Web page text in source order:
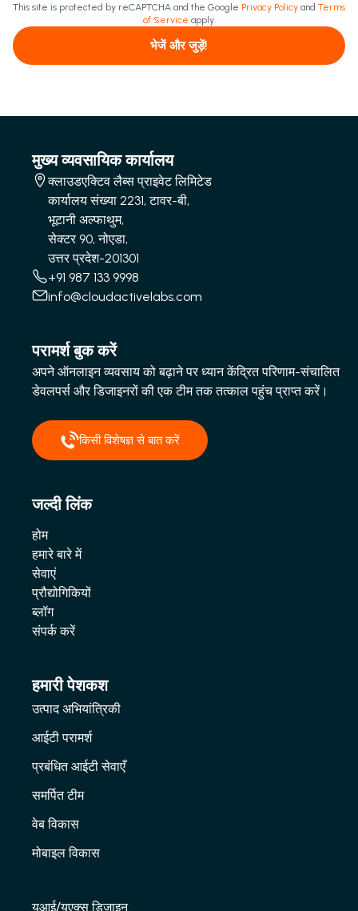
This site is protected by reCAPTCHA and the Google Privacy Policy and Terms
of Service apply.
भेजें और जुड़ें!
मुख्य व्यवसायिक कार्यालय
क्लाउडएक्टिव लैब्स प्राइवेट लिमिटेड
कार्यालय संख्या 2231, टावर-बी,
भूटानी अल्फाथुम,
सेक्टर 90, नोएडा,
उत्तर प्रदेश-201301
+91 987 133 9998
info@cloudactivelabs.com
परामर्श बुक करें
अपने ऑनलाइन व्यवसाय को बढ़ाने पर ध्यान केंद्रित परिणाम-संचालित
डेवलपर्स और डिजाइनरों की एक टीम तक तत्काल पहुंच प्राप्त करें।
किसी विशेषज्ञ से बात करें
जल्दी लिंक
होम
हमारे बारे में
सेवाएं
प्रौद्योगिकियों
ब्लॉग
संपर्क करें
हमारी पेशकश
उत्पाद अभियांत्रिकी
आईटी परामर्श
प्रबंधित आईटी सेवाएँ
समर्पित टीम
वेब विकास
मोबाइल विकास
यूआई/यूएक्स डिजाइन